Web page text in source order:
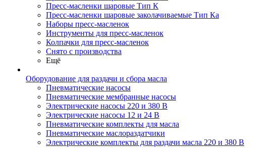
Пресс-масленки шаровые Тип К
Пресс-масленки шаровые заколачиваемые Тип Кa
Наборы пресс-масленок
Инструменты для пресс-масленок
Колпачки для пресс-масленок
Снято с производства
Ещё
Оборудование для раздачи и сбора масла
Пневматические насосы
Пневматические мембранные насосы
Электрические насосы 220 и 380 В
Электрические насосы 12 и 24 В
Пневматические комплекты для масла
Пневматические маслораздатчики
Электрические комплекты для раздачи масла 220 и 380 В